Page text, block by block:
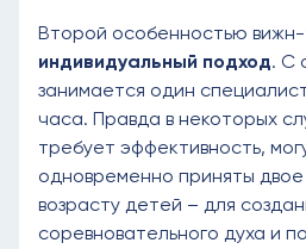
Второй особенностью вижн-
индивидуальный подход. С
занимается один
часа. Правда в некоторых
требует эффективность,
одновременно приняты
возрасту детей – для
соревновательного духа и